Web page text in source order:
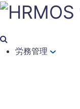
労務管理